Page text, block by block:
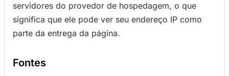
servidores do provedor de hospedagem, o que
significa que ele pode ver seu endereço IP como
parte da entrega da página.
Fontes